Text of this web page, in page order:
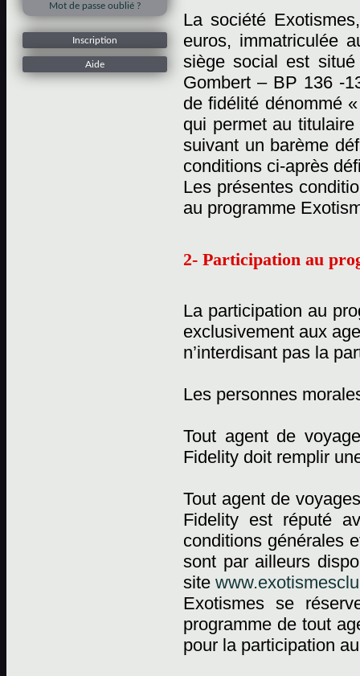
Mot de passe oublié ?
Inscription
Aide
La société
euros, immatriculée
siège social est
Gombert – BP 136 -
de fidélité dénommé
qui permet au
suivant un barème
conditions ci-après
Les présentes
au programme
2- Participation au
La participation au
exclusivement aux
n’interdisant pas la
Les personnes
Tout agent de
Fidelity doit remplir
Tout agent de
Fidelity est réputé
conditions générales
sont par ailleurs
site
Exotismes se
programme de tout
pour la participation